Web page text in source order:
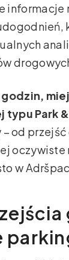
typu Park
od
w